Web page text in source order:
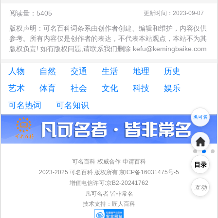
非常名
目录
互动
阅读量：5405 更新时间：2023-09-07
版权声明：可名百科词条系由创作者创建、编辑和维护，内容仅供
参考。所有内容仅是创作者的表达，不代表本站观点，本站不为其
版权负责! 如有版权问题,请联系我们删除 kefu@kemingbaike.com
人物 自然 交通 生活 地理
历史
艺术
体育 社会 文化 科技
娱乐
可名热词
可名知识
可名百科 权威合作 申请百科
2023-2025 可名百科 版权所有 京ICP备16031475号-5
增值电信许可:京B2-20241762
凡可名者 皆非常名
技术支持： 匠人百科